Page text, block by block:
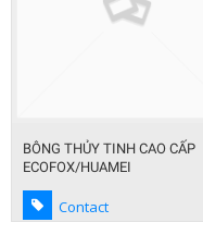
BÔNG THỦY TINH CAO CẤP
ECOFOX/HUAMEI
Contact